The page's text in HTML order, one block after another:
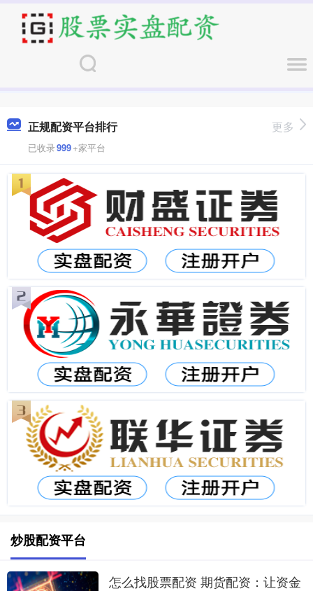
正规配资平台排行
已收录999+家平台
更多
炒股配资平台
怎么找股票配资 期货配资：让资金